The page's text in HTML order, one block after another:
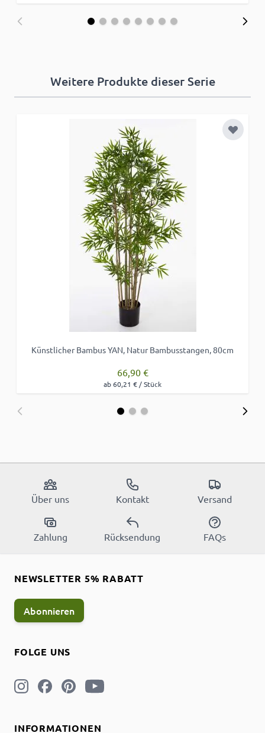
Weitere Produkte dieser Serie
Zur
Künstlicher Bambus YAN, Natur Bambusstangen, 80cm
66,90 €
ab 60,21 € / Stück
Über uns Kontakt Versand
Zahlung Rücksendung FAQs
INFORMATIONEN
FOLGE UNS
NEWSLETTER 5% RABATT
Abonnieren